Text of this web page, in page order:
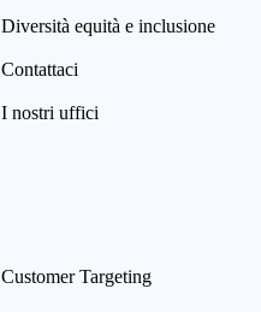
Diversità equità e inclusione
Contattaci
I nostri uffici
Customer Targeting